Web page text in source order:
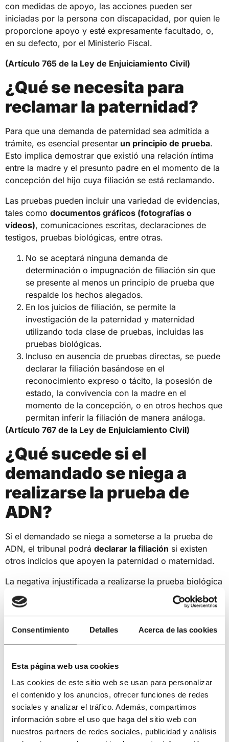
Consentimiento Detalles Acerca de las cookies
Esta página web usa cookies
Las cookies de este sitio web se usan para personalizar
el contenido y los anuncios, ofrecer funciones de redes
sociales y analizar el tráfico. Además, compartimos
información sobre el uso que haga del sitio web con
nuestros partners de redes sociales, publicidad y análisis
con medidas de apoyo, las acciones pueden ser
iniciadas por la persona con discapacidad, por quien le
proporcione apoyo y esté expresamente facultado, o,
en su defecto, por el Ministerio Fiscal.
(Artículo 765 de la Ley de Enjuiciamiento Civil)
¿Qué se necesita para
reclamar la paternidad?
Para que una demanda de paternidad sea admitida a
trámite, es esencial presentar un principio de prueba.
Esto implica demostrar que existió una relación íntima
entre la madre y el presunto padre en el momento de la
concepción del hijo cuya filiación se está reclamando.
Las pruebas pueden incluir una variedad de evidencias,
tales como documentos gráficos (fotografías o
vídeos), comunicaciones escritas, declaraciones de
testigos, pruebas biológicas, entre otras.
No se aceptará ninguna demanda de
determinación o impugnación de filiación sin que
se presente al menos un principio de prueba que
respalde los hechos alegados.
En los juicios de filiación, se permite la
investigación de la paternidad y maternidad
utilizando toda clase de pruebas, incluidas las
pruebas biológicas.
Incluso en ausencia de pruebas directas, se puede
declarar la filiación basándose en el
reconocimiento expreso o tácito, la posesión de
estado, la convivencia con la madre en el
momento de la concepción, o en otros hechos que
permitan inferir la filiación de manera análoga.
(Artículo 767 de la Ley de Enjuiciamiento Civil)
¿Qué sucede si el
demandado se niega a
realizarse la prueba de
ADN?
Si el demandado se niega a someterse a la prueba de
ADN, el tribunal podrá declarar la filiación si existen
otros indicios que apoyen la paternidad o maternidad.
La negativa injustificada a realizarse la prueba biológica
de paternidad o maternidad permitirá al tribunal declarar
la filiación solicitada, siempre que haya otros indicios
que respalden la paternidad o maternidad y no se haya
obtenido prueba biológica por otros medios.
¿Cuál es el Plazo para
Reclamar la Paternidad?
En los procedimientos dereclamación de paternidad
no existe un plazo máximo para presentar la demanda;